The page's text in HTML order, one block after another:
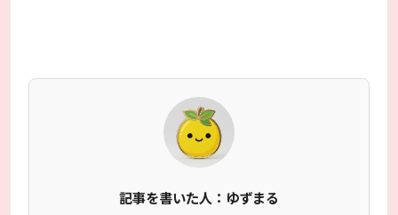
記事を書いた人：ゆずまる